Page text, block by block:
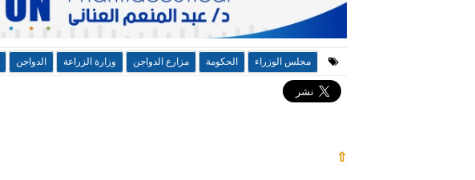
مجلس الوزراء الحكومة مزارع الدواجن وزارة الزراعة الدواجن
⇧